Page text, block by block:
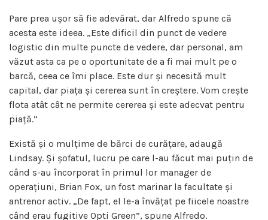
Pare prea ușor să fie adevărat, dar Alfredo spune că
acesta este ideea. „Este dificil din punct de vedere
logistic din multe puncte de vedere, dar personal, am
văzut asta ca pe o oportunitate de a fi mai mult pe o
barcă, ceea ce îmi place. Este dur și necesită mult
capital, dar piața și cererea sunt în creștere. Vom crește
flota atât cât ne permite cererea și este adecvat pentru
piață.”
Există și o mulțime de bărci de curățare, adaugă
Lindsay. Și șofatul, lucru pe care l-au făcut mai puțin de
când s-au încorporat în primul lor manager de
operațiuni, Brian Fox, un fost marinar la facultate și
antrenor activ. „De fapt, el le-a învățat pe fiicele noastre
când erau fugitive Opti Green”, spune Alfredo.